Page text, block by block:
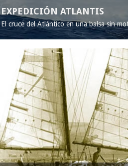
EXPEDICIÓN ATLANTIS
El cruce del Atlántico en una balsa sin